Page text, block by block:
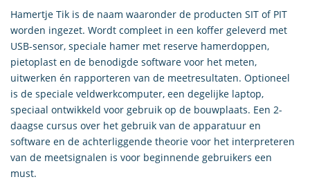
Hamertje Tik is de naam waaronder de producten SIT of PIT
worden ingezet. Wordt compleet in een koffer geleverd met
USB-sensor, speciale hamer met reserve hamerdoppen,
pietoplast en de benodigde software voor het meten,
uitwerken én rapporteren van de meetresultaten. Optioneel
is de speciale veldwerkcomputer, een degelijke laptop,
speciaal ontwikkeld voor gebruik op de bouwplaats. Een 2-
daagse cursus over het gebruik van de apparatuur en
software en de achterliggende theorie voor het interpreteren
van de meetsignalen is voor beginnende gebruikers een
must.